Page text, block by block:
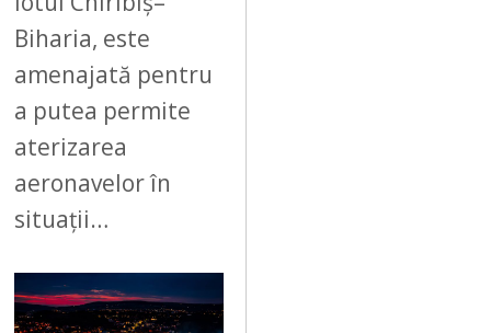
Biharia, este
amenajată pentru
a putea permite
aterizarea
aeronavelor în
situații…